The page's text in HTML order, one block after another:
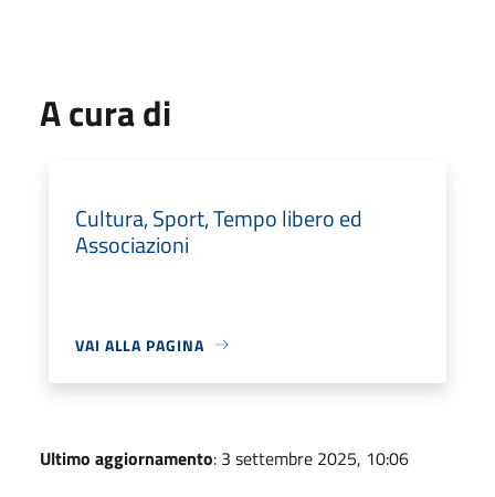
A cura di
Cultura, Sport, Tempo libero ed
Associazioni
VAI ALLA PAGINA
Ultimo aggiornamento: 3 settembre 2025, 10:06